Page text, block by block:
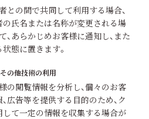
との間で共同して利用する場合、
氏名または名称が変更される場
、あらかじめお客様に通知し、また
態に置きます。
の他技術の利用
の閲覧情報を分析し、個々のお客
広告等を提供する目的のため、ク
て一定の情報を収集する場合が